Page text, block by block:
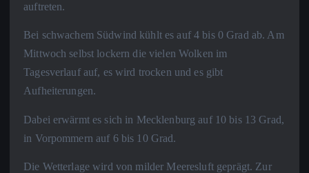
auftreten.
Bei schwachem Südwind kühlt es auf 4 bis 0 Grad ab. Am
Mittwoch selbst lockern die vielen Wolken im
Tagesverlauf auf, es wird trocken und es gibt
Aufheiterungen.
Dabei erwärmt es sich in Mecklenburg auf 10 bis 13 Grad,
in Vorpommern auf 6 bis 10 Grad.
Die Wetterlage wird von milder Meeresluft geprägt. Zur